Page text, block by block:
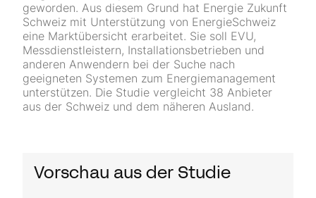
geworden. Aus diesem Grund hat Energie Zukunft
Schweiz mit Unterstützung von EnergieSchweiz
eine Marktübersicht erarbeitet. Sie soll EVU,
Messdienstleistern, Installationsbetrieben und
anderen Anwendern bei der Suche nach
geeigneten Systemen zum Energiemanagement
unterstützen. Die Studie vergleicht 38 Anbieter
aus der Schweiz und dem näheren Ausland.
Vorschau aus der Studie